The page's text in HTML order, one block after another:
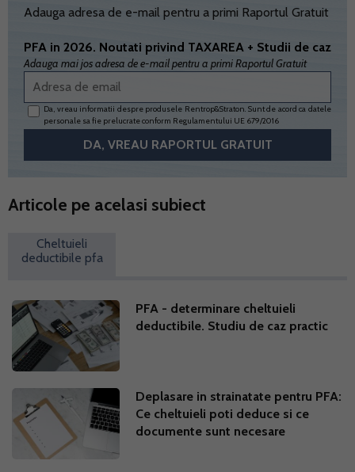
Adauga adresa de e-mail pentru a primi Raportul Gratuit
PFA in 2026. Noutati privind TAXAREA + Studii de caz
Adauga mai jos adresa de e-mail pentru a primi Raportul Gratuit
Da, vreau informatii despre produsele Rentrop&Straton. Sunt de acord ca datele
personale sa fie prelucrate conform Regulamentului UE 679/2016
Articole pe acelasi subiect
Cheltuieli
deductibile pfa
PFA - determinare cheltuieli
deductibile. Studiu de caz practic
Deplasare in strainatate pentru PFA:
Ce cheltuieli poti deduce si ce
documente sunt necesare